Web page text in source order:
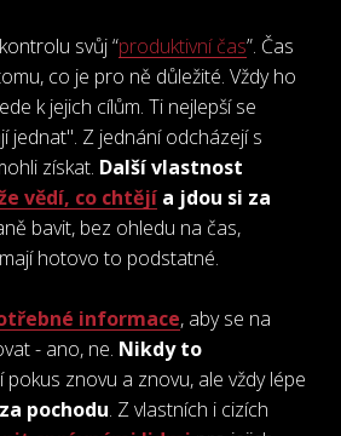
svůj “produktivní čas”. Čas
co je pro ně důležité. Vždy ho
k jejich cílům. Ti nejlepší se
jednat". Z jednání odcházejí s
získat. Další vlastnost
vědí, co chtějí a jdou si za
bavit, bez ohledu na čas,
hotovo to podstatné.
informace, aby se na
- ano, ne. Nikdy to
pokus znovu a znovu, ale vždy lépe
pochodu. Z vlastních i cizích